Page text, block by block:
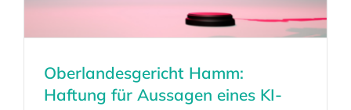
Oberlandesgericht Hamm:
Haftung für Aussagen eines KI-